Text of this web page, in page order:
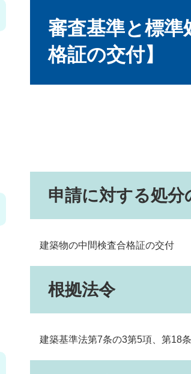
審査基準と標準
格証の交付】
申請に対する処分
建築物の中間検査合格証の交付
根拠法令
建築基準法第7条の3第5項、第18